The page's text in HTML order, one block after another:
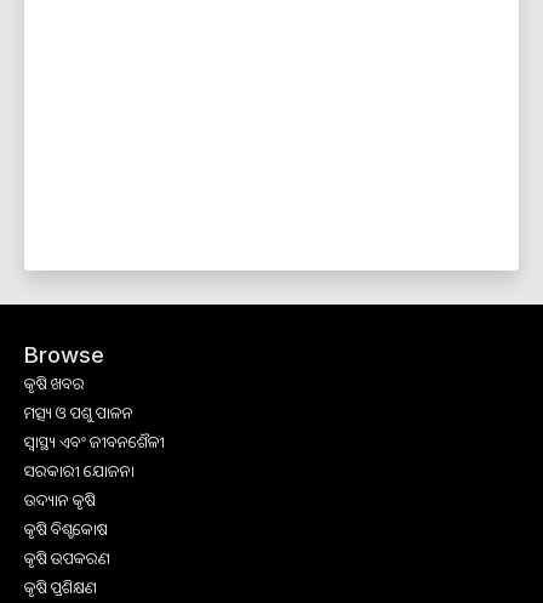
Browse
କୃଷି ଖବର
ମତ୍ସ୍ୟ ଓ ପଶୁ ପାଳନ
ସ୍ୱାସ୍ଥ୍ୟ ଏବଂ ଜୀବନଶୈଳୀ
ସରକାରୀ ଯୋଜନା
ଉଦ୍ୟାନ କୃଷି
କୃଷି ବିଶ୍ବକୋଷ
କୃଷି ଉପକରଣ
କୃଷି ପ୍ରଶିକ୍ଷଣ